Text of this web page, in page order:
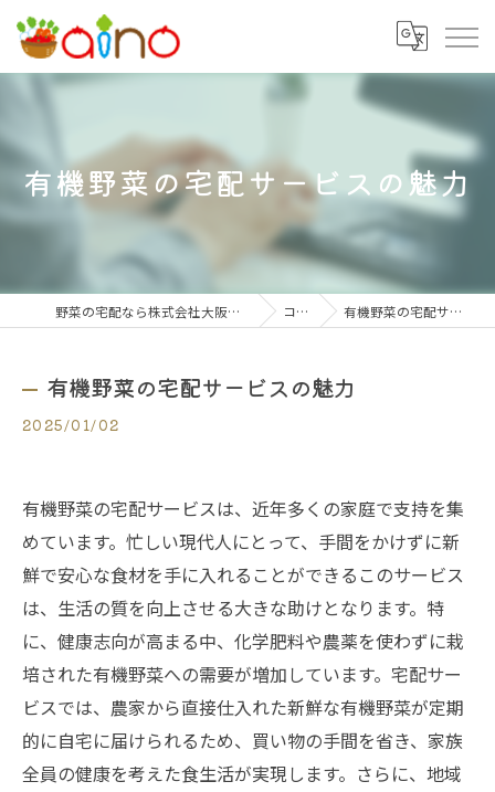
有機野菜の宅配サービスの魅力
野菜の宅配なら株式会社大阪愛農食品センター コラム 有機野菜の宅配サービスの魅力
有機野菜の宅配サービスの魅力
2025/01/02
有機野菜の宅配サービスは、近年多くの家庭で支持を集
めています。忙しい現代人にとって、手間をかけずに新
鮮で安心な食材を手に入れることができるこのサービス
は、生活の質を向上させる大きな助けとなります。特
に、健康志向が高まる中、化学肥料や農薬を使わずに栽
培された有機野菜への需要が増加しています。宅配サー
ビスでは、農家から直接仕入れた新鮮な有機野菜が定期
的に自宅に届けられるため、買い物の手間を省き、家族
全員の健康を考えた食生活が実現します。さらに、地域